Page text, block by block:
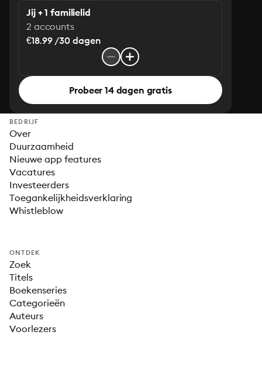
Jij + 1 familielid
2 accounts
€18.99 /30 dagen
Probeer 14 dagen gratis
BEDRIJF
Over
Duurzaamheid
Nieuwe app features
Vacatures
Investeerders
Toegankelijkheidsverklaring
Whistleblow
ONTDEK
Zoek
Titels
Boekenseries
Categorieën
Auteurs
Voorlezers